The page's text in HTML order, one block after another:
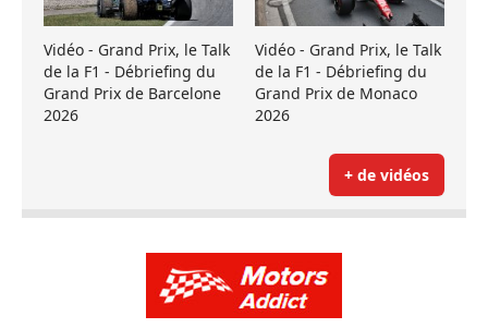
Vidéo - Grand Prix, le Talk
de la F1 - Débriefing du
Grand Prix de Barcelone
2026
Vidéo - Grand Prix, le Talk
de la F1 - Débriefing du
Grand Prix de Monaco
2026
+ de vidéos